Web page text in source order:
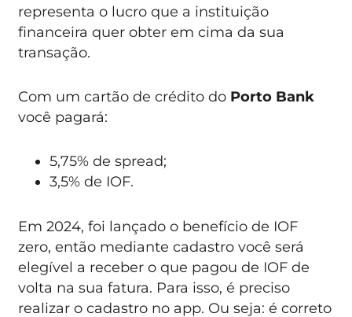
representa o lucro que a instituição
financeira quer obter em cima da sua
transação.
Com um cartão de crédito do Porto Bank
você pagará:
5,75% de spread;
3,5% de IOF.
Em 2024, foi lançado o benefício de IOF
zero, então mediante cadastro você será
elegível a receber o que pagou de IOF de
volta na sua fatura. Para isso, é preciso
realizar o cadastro no app. Ou seja: é correto